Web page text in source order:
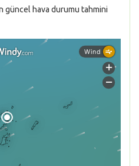
güncel hava durumu tahmini